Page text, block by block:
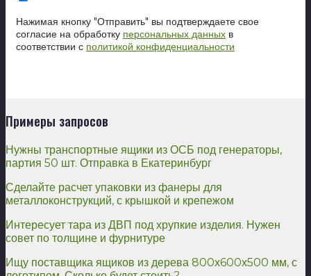
Нажимая кнопку "Отправить" вы подтверждаете свое
согласие на обработку персональных данных в
соответствии с политикой конфиденциальности
Примеры запросов
Нужны транспортные ящики из ОСБ под генераторы,
партия 50 шт. Отправка в Екатеринбург
Сделайте расчет упаковки из фанеры для
металлоконструкций, с крышкой и крепежом
Интересует тара из ДВП под хрупкие изделия. Нужен
совет по толщине и фурнитуре
Ищу поставщика ящиков из дерева 800х600х500 мм, с